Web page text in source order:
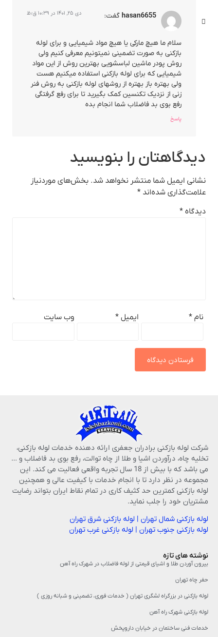
hasan6655 گفت: دی ۲۵, ۱۴۰۱ در ۱۰:۳۹ ق٫ظ
سلام ما هیچ مارکی یا هیچ مواد شیمیایی و برای لوله
بازکنی به صورت تضمینی نمیتونیم معرفی کنیم ولی
روش پودر ماشین لباسشویی بهترین روش از این مواد
شیمیایی که برای لوله بازکنی استفاده میکنیم هست
ولی بهتره باز بهتره از روشهای لوله بازکنی به روش فنر
زنی از نزدیک تکنسین کمک بگیرید تا برای رفع گرفتگی
رفع بوی بد فاضلاب شما انجام بده
پاسخ
دیدگاهتان را بنویسید
نشانی ایمیل شما منتشر نخواهد شد. بخش‌های موردنیاز
علامت‌گذاری شده‌اند *
دیدگاه *
نام * ایمیل * وب‌ سایت
شرکت لوله بازکنی برادران جعفری ارائه دهنده خدمات لوله بازکنی،
تخلیه چاه، درآوردن اشیا و طلا از چاه توالت، رفع بوی بد فاضلاب و …
می باشد که با بیش از 18 سال تجربه واقعی فعالیت می کند. این
مجموعه در نظر دارد تا با انجام خدمات با کیفیت عالی و همچنین
لوله بازکنی کمترین حد کثیف کاری در تمام نقاط ایران بتواند رضایت
مشتریان خود را جلب نماید.
لوله بازکنی شمال تهران | لوله بازکنی شرق تهران
لوله بازکنی جنوب تهران | لوله بازکنی غرب تهران
نوشته های تازه
بیرون آوردن طلا و اشیای قیمتی از لوله فاضلاب در شهرک راه‌ آهن
حفر چاه تهران
لوله بازکنی در بزرگراه لشگری تهران ( خدمات فوری، تضمینی و شبانه روزی )
لوله بازکنی شهرک راه آهن
خدمات فنی ساختمان در خیابان داروپخش